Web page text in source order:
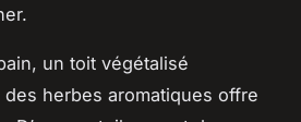
un toit végétalisé
herbes aromatiques offre